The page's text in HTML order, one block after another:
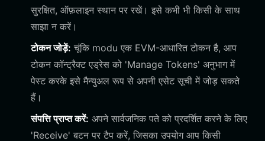
सुरक्षित, ऑफ़लाइन स्थान पर रखें। इसे कभी भी किसी के साथ
साझा न करें।
टोकन जोड़ें: चूंकि modu एक EVM-आधारित टोकन है, आप
टोकन कॉन्ट्रैक्ट एड्रेस को 'Manage Tokens' अनुभाग में
पेस्ट करके इसे मैन्युअल रूप से अपनी एसेट सूची में जोड़ सकते
हैं।
संपत्ति प्राप्त करें: अपने सार्वजनिक पते को प्रदर्शित करने के लिए
'Receive' बटन पर टैप करें, जिसका उपयोग आप किसी